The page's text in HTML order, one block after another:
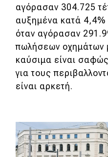
αγόρασαν 304.725
αυξημένα κατά
όταν αγόρασαν
πωλήσεων οχημάτων
καύσιμα είναι
​​για τους
είναι αρκετή.